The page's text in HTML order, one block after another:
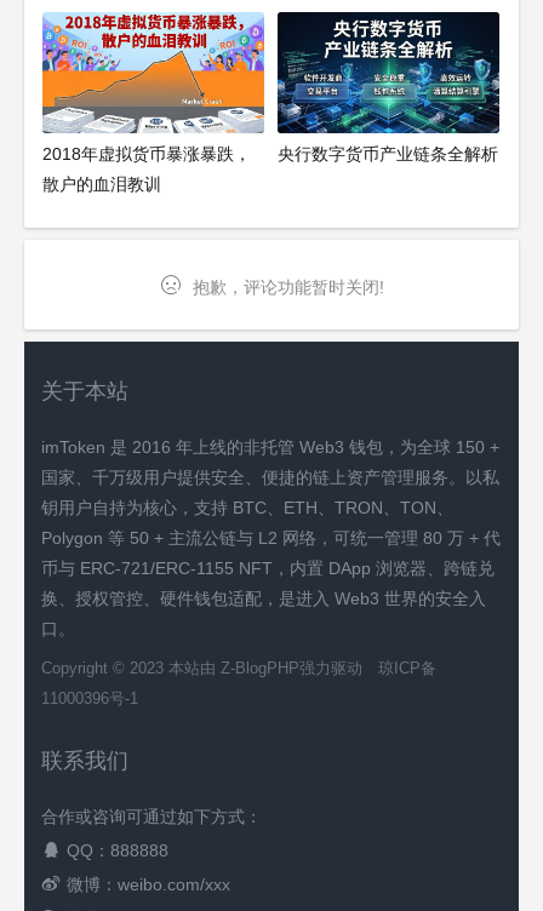
2018年虚拟货币暴涨暴跌，
散户的血泪教训
央行数字货币产业链条全解析
抱歉，评论功能暂时关闭!
关于本站
imToken 是 2016 年上线的非托管 Web3 钱包，为全球 150 +
国家、千万级用户提供安全、便捷的链上资产管理服务。以私
钥用户自持为核心，支持 BTC、ETH、TRON、TON、
Polygon 等 50 + 主流公链与 L2 网络，可统一管理 80 万 + 代
币与 ERC-721/ERC-1155 NFT，内置 DApp 浏览器、跨链兑
换、授权管控、硬件钱包适配，是进入 Web3 世界的安全入
口。
Copyright © 2023 本站由 Z-BlogPHP强力驱动
琼ICP备
11000396号-1
联系我们
合作或咨询可通过如下方式：
QQ：888888
微博：weibo.com/xxx